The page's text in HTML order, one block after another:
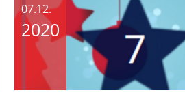
07.12.
2020